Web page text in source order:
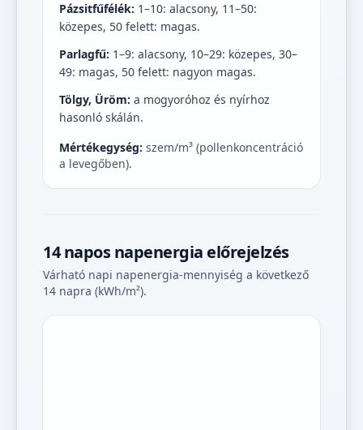
Pázsitfűfélék: 1–10: alacsony, 11–50:
közepes, 50 felett: magas.
Parlagfű: 1–9: alacsony, 10–29: közepes, 30–
49: magas, 50 felett: nagyon magas.
Tölgy, Üröm: a mogyoróhoz és nyírhoz
hasonló skálán.
Mértékegység: szem/m³ (pollenkoncentráció
a levegőben).
14 napos napenergia előrejelzés
Várható napi napenergia-mennyiség a következő
14 napra (kWh/m²).